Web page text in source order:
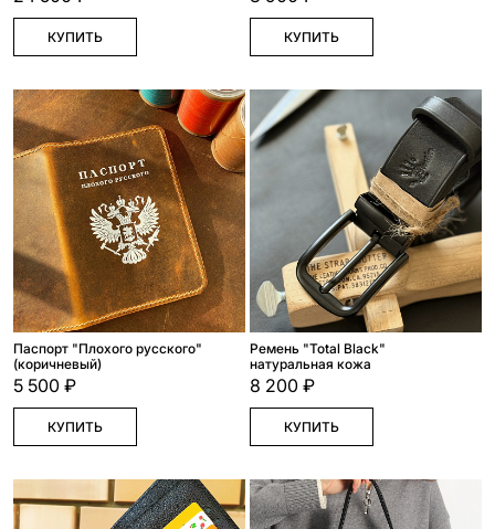
КУПИТЬ КУПИТЬ
Паспорт "Плохого русского"
(коричневый)
5 500 ₽
КУПИТЬ
Ремень "Total Black"
натуральная кожа
8 200 ₽
КУПИТЬ